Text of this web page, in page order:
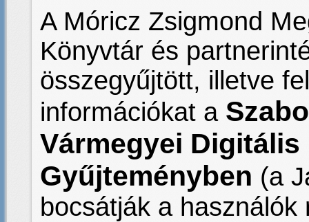
A Móricz Zsigmond
Könyvtár és
összegyűjtött, illetve
információkat a
Vármegyei
Gyűjteményben (a
bocsátják a használók